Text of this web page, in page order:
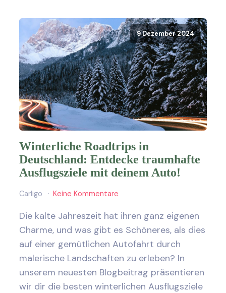
9 Dezember 2024
Winterliche Roadtrips in
Deutschland: Entdecke traumhafte
Ausflugsziele mit deinem Auto!
Carligo Keine Kommentare
Die kalte Jahreszeit hat ihren ganz eigenen
Charme, und was gibt es Schöneres, als dies
auf einer gemütlichen Autofahrt durch
malerische Landschaften zu erleben? In
unserem neuesten Blogbeitrag präsentieren
wir dir die besten winterlichen Ausflugsziele